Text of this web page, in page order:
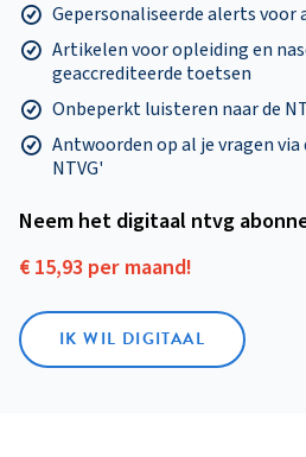
Gepersonaliseerde alerts voor
Artikelen voor opleiding en
geaccrediteerde toetsen
Onbeperkt luisteren naar de
Antwoorden op al je vragen
NTVG'
Neem het digitaal ntvg
€ 15,93 per maand!
IK WIL DIGITAAL